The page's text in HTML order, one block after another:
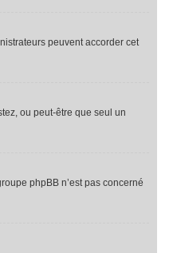
peuvent accorder cet
ou peut-être que seul un
phpBB n’est pas concerné